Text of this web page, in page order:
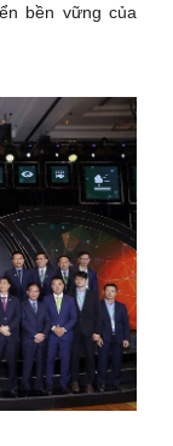
bền vững của